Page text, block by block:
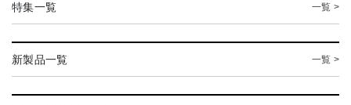
特集一覧 一覧 >
新製品一覧 一覧 >